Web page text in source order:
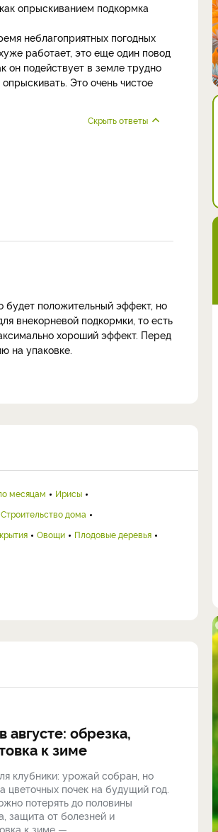
опрыскиванием подкормка
неблагоприятных погодных
работает, это еще один повод
он подействует в земле трудно
Это очень чистое
Скрыть ответы
будет положительный эффект, но
внекорневой подкормки, то есть
хороший эффект. Перед
на упаковке.
месяцам
Ирисы
Строительство дома
Овощи
Плодовые деревья
августе: обрезка,
к зиме
клубники: урожай собран, но
цветочных почек на будущий год.
потерять до половины
защита от болезней и
к зиме — ...